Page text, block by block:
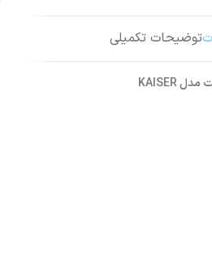
توضیحات تکمیلی